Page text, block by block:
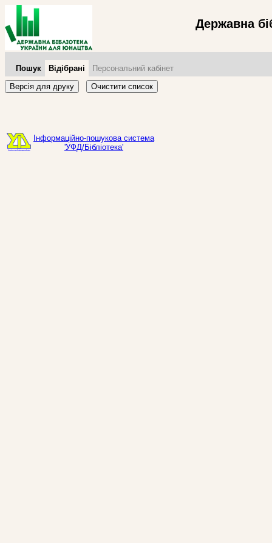
Державна
Пошук Відібрані
Персональний кабінет
Версія для друку
Очистити список
Інформаційно-пошукова система
'УФД/Бібліотека'